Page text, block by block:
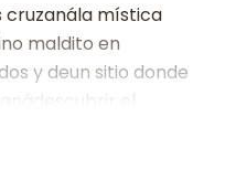
cruzanála mística
maldito en
y deun sitio donde
el
manada de la
existe), los